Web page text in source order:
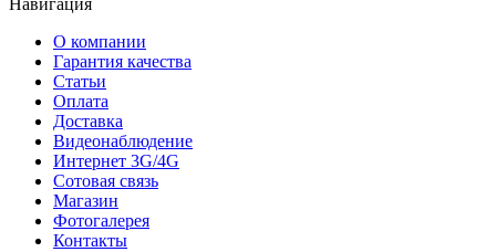
Навигация
О компании
Гарантия качества
Статьи
Оплата
Доставка
Видеонаблюдение
Интернет 3G/4G
Сотовая связь
Магазин
Фотогалерея
Контакты